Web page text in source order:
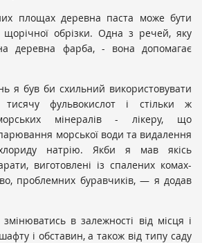
площах деревна паста може бути
обрізки. Одна з речей, яку
деревна фарба, - вона допомагає
я був би схильний використовувати
фульвокислот і стільки ж
мінералів - лікеру, що
морської води та видалення
натрію. Якби я мав якісь
виготовлені із спалених комах-
проблемних буравчиків, — я додав
в залежності від місця і
і обставин, а також від типу саду